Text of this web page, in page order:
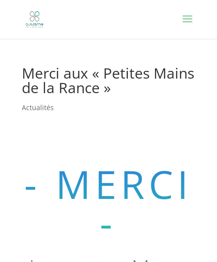
Merci aux « Petites Mains
de la Rance »
Actualités
- MERCI
-